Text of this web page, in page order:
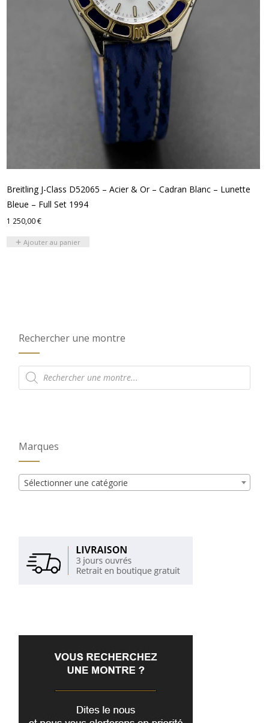
Breitling J-Class D52065 – Acier & Or – Cadran Blanc – Lunette
Bleue – Full Set 1994
1 250,00€
Ajouter au panier
Rechercher une montre
Recherche
de
produits
Marques
Sélectionner une catégorie